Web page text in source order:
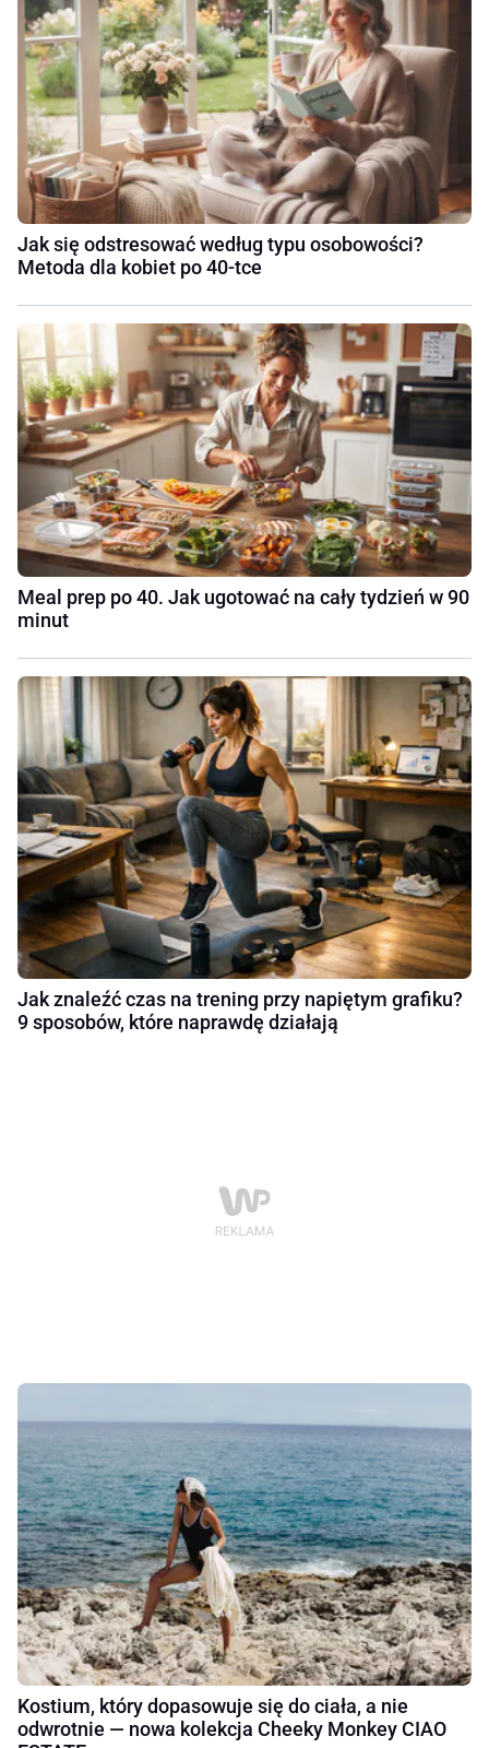
Jak się odstresować według typu osobowości?
Metoda dla kobiet po 40-tce
Meal prep po 40. Jak ugotować na cały tydzień w 90
minut
Jak znaleźć czas na trening przy napiętym grafiku?
9 sposobów, które naprawdę działają
Kostium, który dopasowuje się do ciała, a nie
odwrotnie — nowa kolekcja Cheeky Monkey CIAO